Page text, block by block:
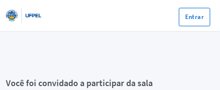
Entrar
Você foi convidado a participar da sala